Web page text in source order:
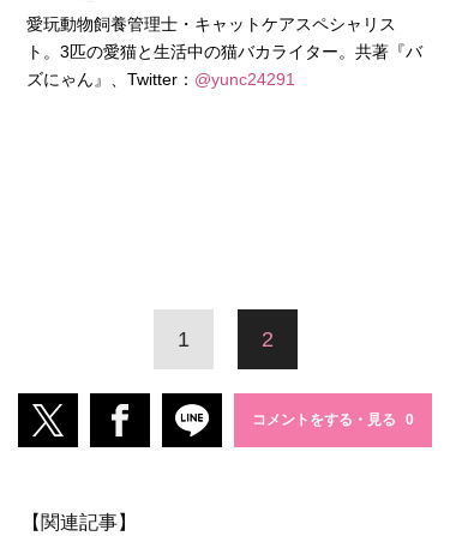
愛玩動物飼養管理士・キャットケアスペシャリス
ト。3匹の愛猫と生活中の猫バカライター。共著『バ
ズにゃん』、Twitter： @yunc24291
1 2
コメントをする・見る
【関連記事】